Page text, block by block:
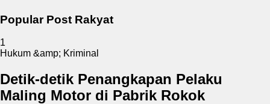
Popular Post Rakyat
1
Hukum &amp; Kriminal
Detik-detik Penangkapan Pelaku
Maling Motor di Pabrik Rokok